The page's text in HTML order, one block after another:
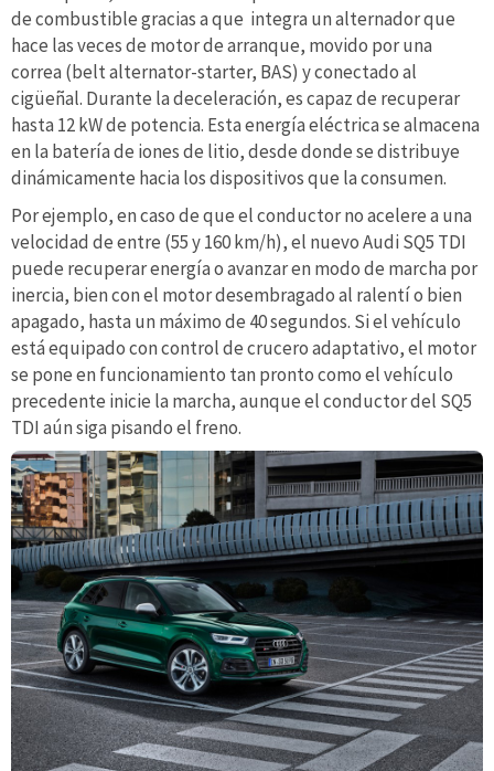
de combustible gracias a que integra un alternador que
hace las veces de motor de arranque, movido por una
correa (belt alternator-starter, BAS) y conectado al
cigüeñal. Durante la deceleración, es capaz de recuperar
hasta 12 kW de potencia. Esta energía eléctrica se almacena
en la batería de iones de litio, desde donde se distribuye
dinámicamente hacia los dispositivos que la consumen.
Por ejemplo, en caso de que el conductor no acelere a una
velocidad de entre (55 y 160 km/h), el nuevo Audi SQ5 TDI
puede recuperar energía o avanzar en modo de marcha por
inercia, bien con el motor desembragado al ralentí o bien
apagado, hasta un máximo de 40 segundos. Si el vehículo
está equipado con control de crucero adaptativo, el motor
se pone en funcionamiento tan pronto como el vehículo
precedente inicie la marcha, aunque el conductor del SQ5
TDI aún siga pisando el freno.